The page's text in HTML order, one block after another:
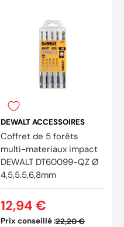
DEWALT ACCESSOIRES
Coffret de 5 forêts
multi-materiaux impact
DEWALT DT60099-QZ Ø
4,5,5.5,6,8mm
Prix conseillé :22,20 €
12,94 €